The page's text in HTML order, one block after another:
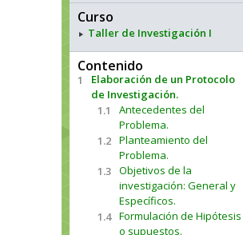
Curso
Taller de Investigación I
Contenido
1
Elaboración de un Protocolo
de Investigación.
1.1
Antecedentes del
Problema.
1.2 Planteamiento del
Problema.
1.3 Objetivos de la
investigación: General y
Específicos.
1.4 Formulación de Hipótesis
o supuestos.